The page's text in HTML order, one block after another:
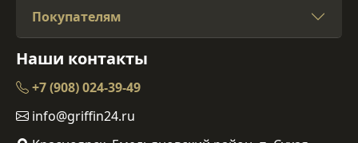
Покупателям
Наши контакты
+7 (908) 024-39-49
info@griffin24.ru